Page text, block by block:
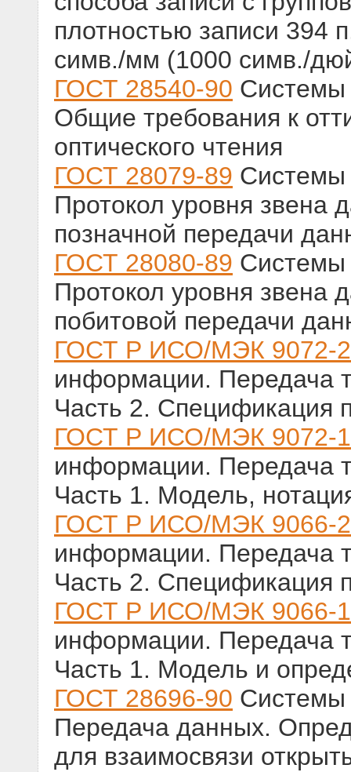
плотностью записи 394
симв./мм (1000 симв./
ГОСТ 28540-90 Системы
Общие требования к
оптического чтения
ГОСТ 28079-89 Системы
Протокол уровня звена
позначной передачи
ГОСТ 28080-89 Системы
Протокол уровня звена
побитовой передачи
ГОСТ Р ИСО/МЭК 9072-
информации. Передача
Часть 2. Спецификация
ГОСТ Р ИСО/МЭК 9072-
информации. Передача
Часть 1. Модель,
ГОСТ Р ИСО/МЭК 9066-
информации. Передача
Часть 2. Спецификация
ГОСТ Р ИСО/МЭК 9066-
информации. Передача
Часть 1. Модель и
ГОСТ 28696-90 Системы
Передача данных.
для взаимосвязи